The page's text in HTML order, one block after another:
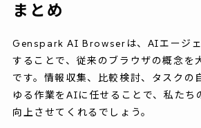
まとめ
Genspark AI Browserは、AIエージ
することで、従来のブラウザの概念を
です。情報収集、比較検討、タスクの
ゆる作業をAIに任せることで、私たち
向上させてくれるでしょう。